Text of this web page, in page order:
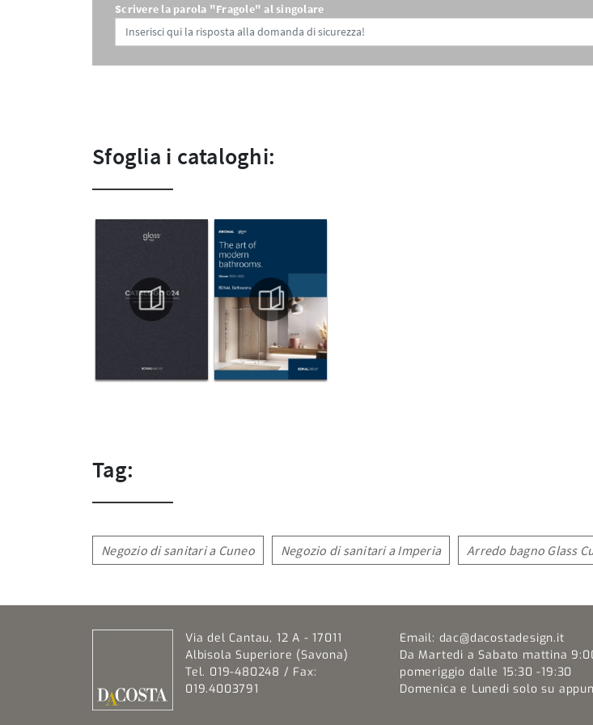
Scrivere la parola "Fragole" al singolare
Sfoglia i cataloghi:
Tag:
Negozio di sanitari a Cuneo Negozio di sanitari a Imperia Arredo bagno Glass
Via del Cantau, 12 A - 17011
Albisola Superiore (Savona)
Tel. 019-480248 / Fax:
019.4003791
Email: dac@dacostadesign.it
Da Martedi a Sabato mattina
pomeriggio dalle 15:30 -19:30
Domenica e Lunedi solo su